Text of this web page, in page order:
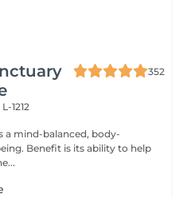
352
1212
a mind-balanced, body-
to help